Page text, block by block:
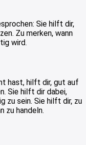
Sie hilft dir,
Zu merken, wann
wird.
hast, hilft dir, gut auf
Sie hilft dir dabei,
zu sein. Sie hilft dir, zu
zu handeln.